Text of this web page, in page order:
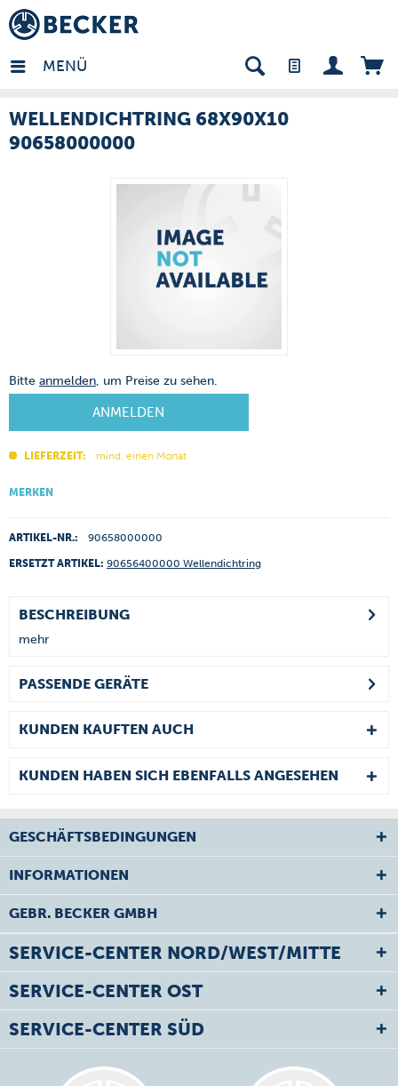
MENÜ
- DE
WELLENDICHTRING 68X90X10
90658000000
Bitte anmelden, um Preise zu sehen.
ANMELDEN
LIEFERZEIT: mind. einen Monat
MERKEN
ARTIKEL-NR.: 90658000000
ERSETZT ARTIKEL: 90656400000 Wellendichtring
BESCHREIBUNG
mehr
PASSENDE GERÄTE
KUNDEN KAUFTEN AUCH
KUNDEN HABEN SICH EBENFALLS ANGESEHEN
GESCHÄFTSBEDINGUNGEN
INFORMATIONEN
GEBR. BECKER GMBH
SERVICE-CENTER NORD/WEST/MITTE
SERVICE-CENTER OST
SERVICE-CENTER SÜD